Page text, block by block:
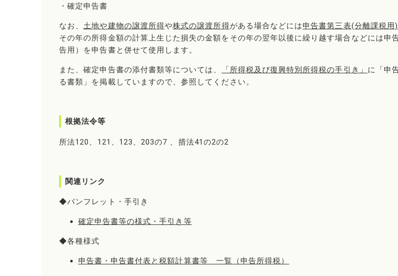
・確定申告書
なお、土地や建物の譲渡所得や株式の譲渡所得がある場合などには申告書第三表(分離課税用
その年の所得金額の計算上生じた損失の金額をその年の翌年以後に繰り越す場合などには申
告用）を申告書と併せて使用します。
また、確定申告書の添付書類等については、 「所得税及び復興特別所得税の手引き」 に「申
る書類」を掲載していますので、参照してください。
根拠法令等
所法120、121、123、203の7 、措法41の2の2
関連リンク
◆パンフレット・手引き
確定申告書等の様式・手引き等
◆各種様式
申告書・申告書付表と税額計算書等 一覧（申告所得税）